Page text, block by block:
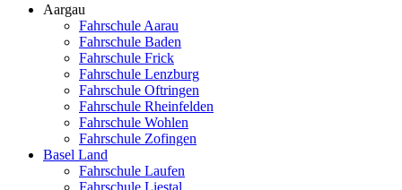
Aargau
Fahrschule Aarau
Fahrschule Baden
Fahrschule Frick
Fahrschule Lenzburg
Fahrschule Oftringen
Fahrschule Rheinfelden
Fahrschule Wohlen
Fahrschule Zofingen
Basel Land
Fahrschule Laufen
Fahrschule Liestal